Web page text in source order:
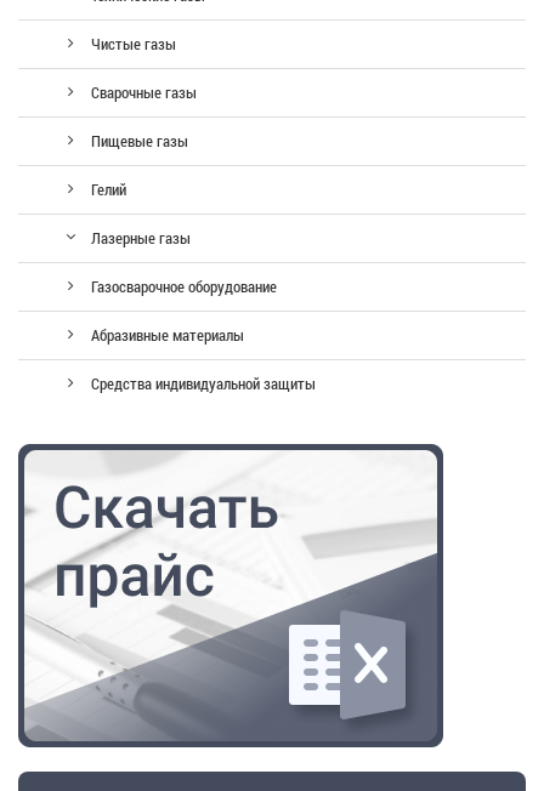
Чистые газы
Сварочные газы
Пищевые газы
Гелий
Лазерные газы
Газосварочное оборудование
Абразивные материалы
Средства индивидуальной защиты